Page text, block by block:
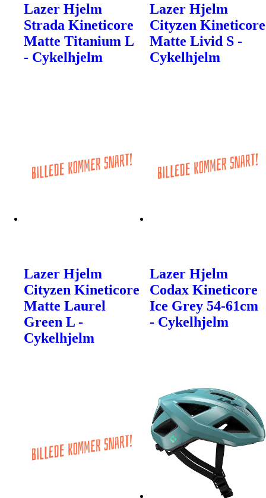
Lazer Hjelm
Strada Kineticore
Matte Titanium L
- Cykelhjelm
Lazer Hjelm
Cityzen Kineticore
Matte Livid S -
Cykelhjelm
Lazer Hjelm
Cityzen Kineticore
Matte Laurel
Green L -
Cykelhjelm
Lazer Hjelm
Codax Kineticore
Ice Grey 54-61cm
- Cykelhjelm